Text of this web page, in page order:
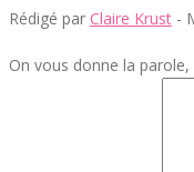
Rédigé par Claire Krust -
On vous donne la